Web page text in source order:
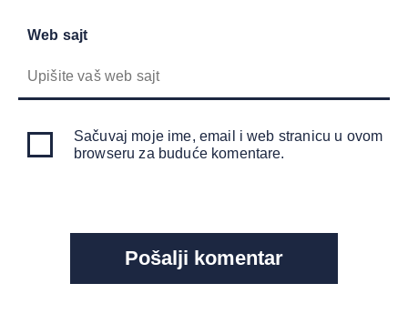
Web sajt
Sačuvaj moje ime, email i web stranicu u ovom
browseru za buduće komentare.